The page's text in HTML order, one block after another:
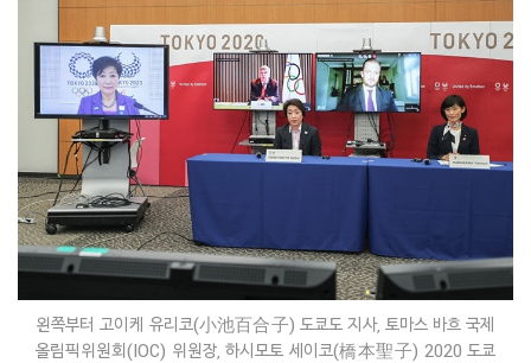
왼쪽부터 고이케 유리코(小池百合子) 도쿄도 지사, 토마스 바흐 국제
올림픽위원회(IOC) 위원장, 하시모토 세이코(橋本聖子) 2020 도쿄